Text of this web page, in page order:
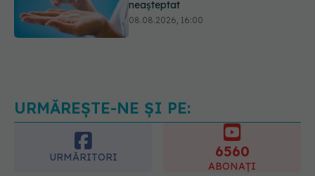
08.08.2026, 16:00
URMĂREȘTE-NE ȘI PE:
URMĂRITORI 6560
ABONAȚI